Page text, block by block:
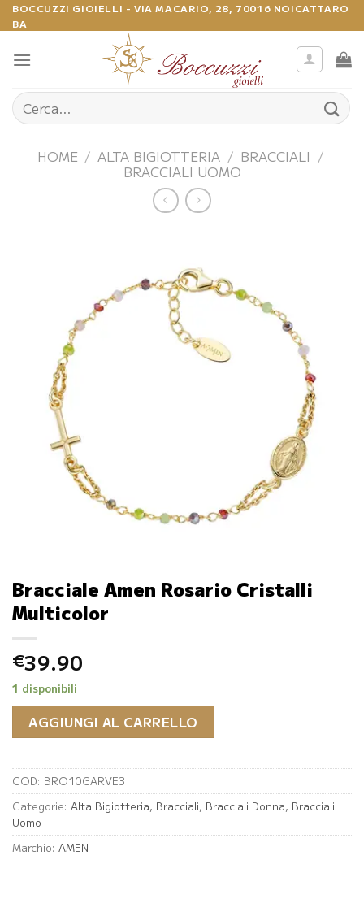
Salta
ai
contenuti
BOCCUZZI GIOIELLI - VIA MACARIO, 28, 70016 NOICATTARO
BA
Cerca:
HOME / ALTA BIGIOTTERIA / BRACCIALI /
BRACCIALI UOMO
Bracciale Amen Rosario Cristalli
Multicolor
€39.90
1 disponibili
AGGIUNGI AL CARRELLO
COD: BRO10GARVE3
Categorie: Alta Bigiotteria, Bracciali, Bracciali Donna, Bracciali
Uomo
Marchio: AMEN